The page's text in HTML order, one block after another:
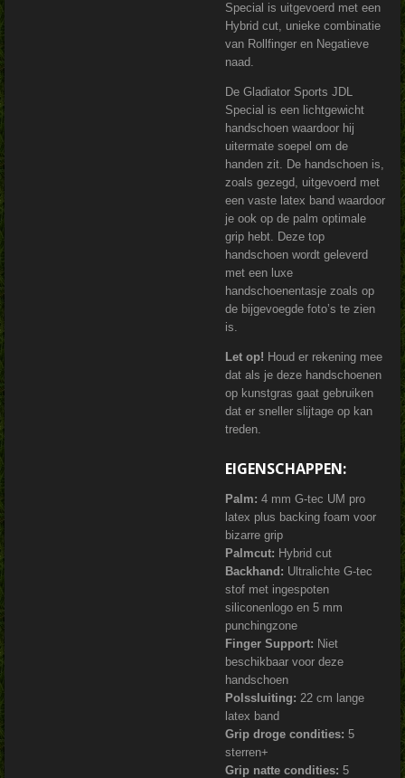
Special is uitgevoerd met een
Hybrid cut, unieke combinatie
van Rollfinger en Negatieve
naad.
De Gladiator Sports JDL
Special is een lichtgewicht
handschoen waardoor hij
uitermate soepel om de
handen zit. De handschoen is,
zoals gezegd, uitgevoerd met
een vaste latex band waardoor
je ook op de palm optimale
grip hebt. Deze top
handschoen wordt geleverd
met een luxe
handschoenentasje zoals op
de bijgevoegde foto’s te zien
is.
Let op! Houd er rekening mee
dat als je deze handschoenen
op kunstgras gaat gebruiken
dat er sneller slijtage op kan
treden.
EIGENSCHAPPEN:
Palm: 4 mm G-tec UM pro
latex plus backing foam voor
bizarre grip
Palmcut: Hybrid cut
Backhand: Ultralichte G-tec
stof met ingespoten
siliconenlogo en 5 mm
punchingzone
Finger Support: Niet
beschikbaar voor deze
handschoen
Polssluiting: 22 cm lange
latex band
Grip droge condities: 5
sterren+
Grip natte condities: 5